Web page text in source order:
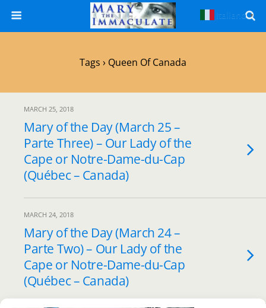
Tags › Queen Of Canada
MARCH 25, 2018
Mary of the Day (March 25 –
Parte Three) – Our Lady of the
Cape or Notre-Dame-du-Cap
(Québec – Canada)
MARCH 24, 2018
Mary of the Day (March 24 –
Parte Two) – Our Lady of the
Cape or Notre-Dame-du-Cap
(Québec – Canada)
Italiano ▼